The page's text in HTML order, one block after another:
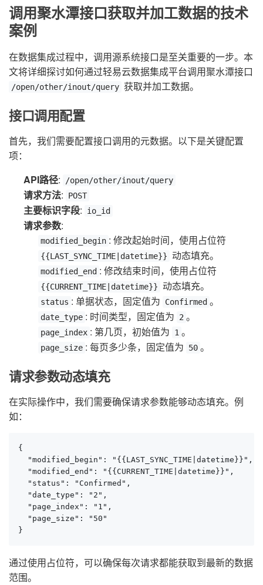
调用聚水潭接口获取并加工数据的技术
案例
在数据集成过程中，调用源系统接口是至关重要的一步。本
文将详细探讨如何通过轻易云数据集成平台调用聚水潭接口
/open/other/inout/query 获取并加工数据。
接口调用配置
首先，我们需要配置接口调用的元数据。以下是关键配置
项：
API路径: /open/other/inout/query
请求方法: POST
主要标识字段: io_id
请求参数:
modified_begin : 修改起始时间，使用占位符
{{LAST_SYNC_TIME|datetime}} 动态填充。
modified_end : 修改结束时间，使用占位符
{{CURRENT_TIME|datetime}} 动态填充。
status : 单据状态，固定值为 Confirmed 。
date_type : 时间类型，固定值为 2 。
page_index : 第几页，初始值为 1 。
page_size : 每页多少条，固定值为 50 。
请求参数动态填充
在实际操作中，我们需要确保请求参数能够动态填充。例
如：
{
  "modified_begin": "{{LAST_SYNC_TIME|datetime}}",
  "modified_end": "{{CURRENT_TIME|datetime}}",
  "status": "Confirmed",
  "date_type": "2",
  "page_index": "1",
  "page_size": "50"
}
通过使用占位符，可以确保每次请求都能获取到最新的数据
范围。